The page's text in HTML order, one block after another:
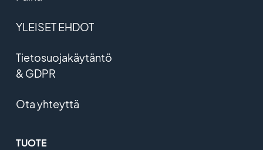
YLEISET EHDOT
Tietosuojakäytäntö
& GDPR
Ota yhteyttä
TUOTE